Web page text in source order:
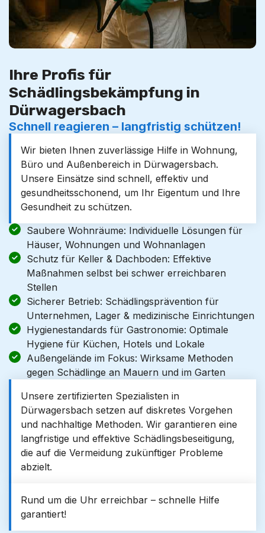
Ihre Profis für
Schädlingsbekämpfung in
Dürwagersbach
Schnell reagieren – langfristig schützen!
Wir bieten Ihnen zuverlässige Hilfe in Wohnung,
Büro und Außenbereich in Dürwagersbach.
Unsere Einsätze sind schnell, effektiv und
gesundheitsschonend, um Ihr Eigentum und Ihre
Gesundheit zu schützen.
Saubere Wohnräume: Individuelle Lösungen für
Häuser, Wohnungen und Wohnanlagen
Schutz für Keller & Dachboden: Effektive
Maßnahmen selbst bei schwer erreichbaren
Stellen
Sicherer Betrieb: Schädlingsprävention für
Unternehmen, Lager & medizinische Einrichtungen
Hygienestandards für Gastronomie: Optimale
Hygiene für Küchen, Hotels und Lokale
Außengelände im Fokus: Wirksame Methoden
gegen Schädlinge an Mauern und im Garten
Unsere zertifizierten Spezialisten in
Dürwagersbach setzen auf diskretes Vorgehen
und nachhaltige Methoden. Wir garantieren eine
langfristige und effektive Schädlingsbeseitigung,
die auf die Vermeidung zukünftiger Probleme
abzielt.
Rund um die Uhr erreichbar – schnelle Hilfe
garantiert!